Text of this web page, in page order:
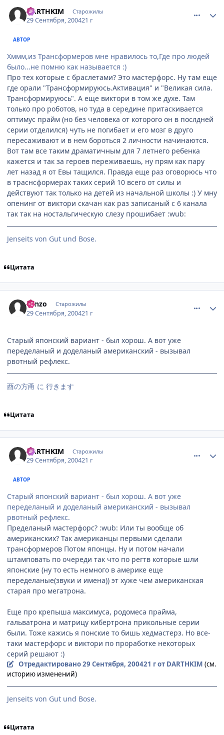
DARTHKIM Старожилы
29 Сентября, 200421 г
АВТОР
Хммм,из Трансформеров мне нравилось то,Где про людей
было...не помню как называется :)
Про тех которые с браслетами? Это мастерфорс. Ну там еще
где орали "Трансформируюсь.Активация" и "Великая сила.
Трансформируюсь". А еще виктори в том же духе. Там
только про роботов, но туда в середине притаскивается
оптимус прайм (но без человека от которого он в послдней
серии отделился) чуть не погибает и его мозг в друго
пересаживают и в нем бороться 2 личности начинаются.
Вот там все таким драматичным для 7 летнего ребенка
кажется и так за героев переживаешь, ну прям как пару
лет назад я от Евы тащился. Правда еще раз оговорюсь что
в траснсформерах таких серий 10 всего от силы и
действуют так только на детей из начальной школы :) У мну
опенинг от виктори скачан как раз записаный с 6 канала
так так на ностальгическую слезу прошибает :wub:
Jenseits von Gut und Bose.
Цитата
Sanzo Старожилы
29 Сентября, 200421 г
Старый японский вариант - был хорош. А вот уже
переделаный и доделаный американский - вызывал
рвотный рефлекс.
酉の方甬 に 行きます
Цитата
DARTHKIM Старожилы
29 Сентября, 200421 г
АВТОР
Старый японский вариант - был хорош. А вот уже
переделаный и доделаный американский - вызывал
рвотный рефлекс.
Пределаный мастерфорс? :wub: Или ты вообще об
американских? Так американцы первыми сделали
трансформеров Потом японцы. Ну и потом начали
штамповать по очереди так что по регтв которые шли
японские (ну то есть немного в америке еще
переделаные(звуки и имена)) эт хуже чем американская
старая про мегатрона.
Еще про крепыша максимуса, родомеса прайма,
гальватрона и матрицу кибертрона прикольные серии
были. Тоже кажись я понские то бишь хедмастерз. Но все-
таки мастерфорс и виктори по проработке некоторых
серий решают :)
Отредактировано29 Сентября, 200421 гот DARTHKIM (см.
историю изменений)
Jenseits von Gut und Bose.
Цитата